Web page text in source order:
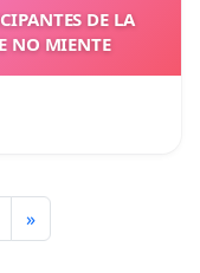
DE LA
NO MIENTE
»